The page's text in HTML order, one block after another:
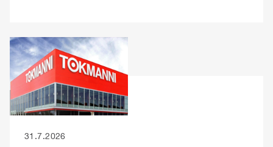
31.7.2026